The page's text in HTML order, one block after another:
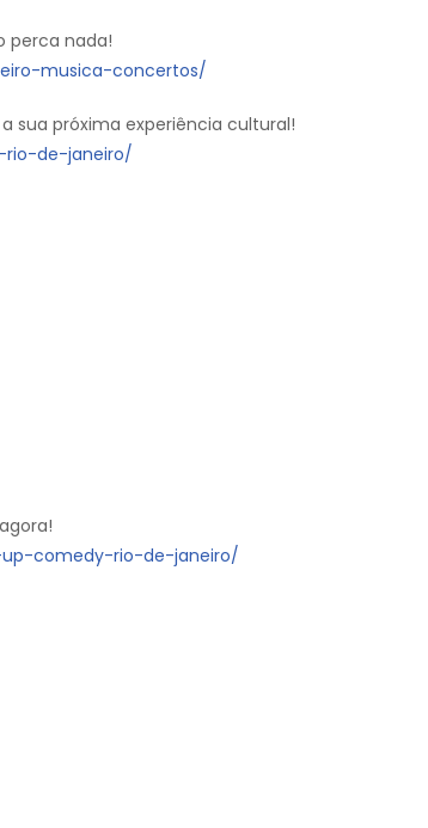
perca nada!
musica-concertos/
sua próxima experiência cultural!
rio-de-janeiro/
comedy-rio-de-janeiro/